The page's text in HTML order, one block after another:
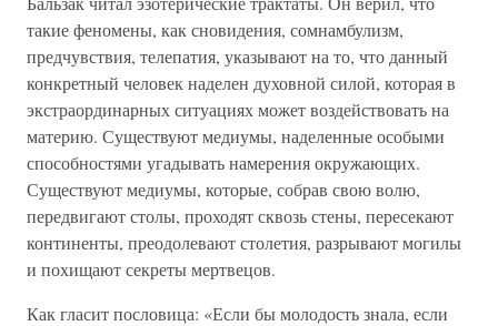
такие феномены, как сновидения, сомнамбулизм,
предчувствия, телепатия, указывают на то, что данный
конкретный человек наделен духовной силой, которая в
экстраординарных ситуациях может воздействовать на
материю. Существуют медиумы, наделенные особыми
способностями угадывать намерения окружающих.
Существуют медиумы, которые, собрав свою волю,
передвигают столы, проходят сквозь стены, пересекают
континенты, преодолевают столетия, разрывают могилы
и похищают секреты мертвецов.
Как гласит пословица: «Если бы молодость знала, если